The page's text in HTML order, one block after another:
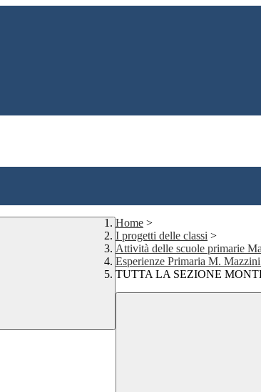
Home >
I progetti delle classi >
Attività delle scuole primarie
Esperienze Primaria M.
TUTTA LA SEZIONE